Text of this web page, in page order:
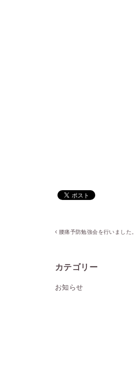
腰痛予防勉強会を行いました。
カテゴリー
お知らせ